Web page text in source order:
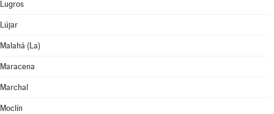
Lugros
Lújar
Malahá (La)
Maracena
Marchal
Moclín